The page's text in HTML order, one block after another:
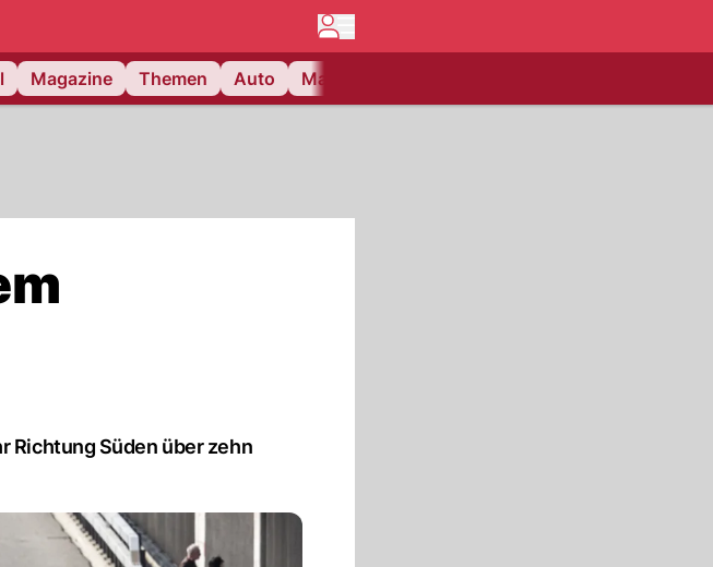
Magazine Themen Auto Matchcenter
Richtung Süden über zehn